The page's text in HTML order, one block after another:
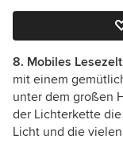
8. Mobiles
mit einem
unter dem großen
der Lichterkette
Licht und die